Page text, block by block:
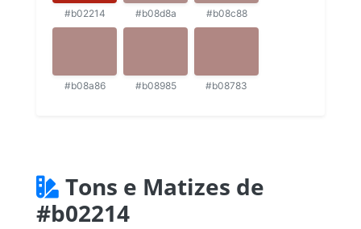
#b02214 #b08d8a #b08c88
#b08a86 #b08985 #b08783
Tons e Matizes de
#b02214